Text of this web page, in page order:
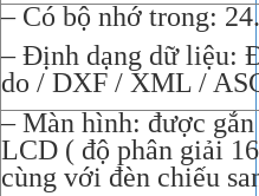
– Có bộ nhớ trong:
– Định dạng dữ liệu:
do / DXF / XML /
– Màn hình: được
LCD ( độ phân giải
cùng với đèn chiếu